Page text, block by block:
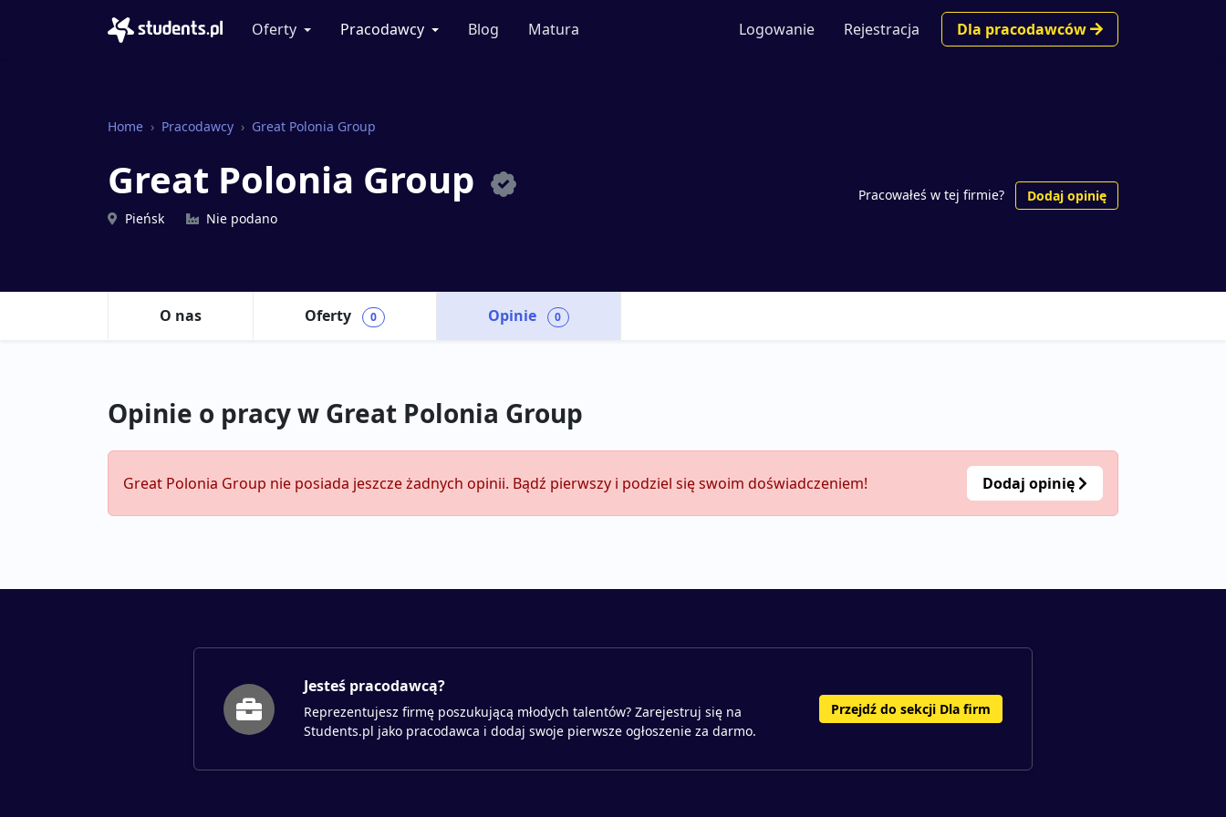
Oferty Pracodawcy Blog Matura Logowanie Rejestracja Dla pracodawców
Home Pracodawcy Great Polonia Group
Great Polonia Group
Pieńsk Nie podano
Pracowałeś w tej firmie? Dodaj opinię
O nas Oferty 0 Opinie 0
Opinie o pracy w Great Polonia Group
Great Polonia Group nie posiada jeszcze żadnych opinii. Bądź pierwszy i podziel się swoim doświadczeniem! Dodaj opinię
Jesteś pracodawcą?
Reprezentujesz firmę poszukującą młodych talentów? Zarejestruj się na
Students.pl jako pracodawca i dodaj swoje pierwsze ogłoszenie za darmo.
Przejdź do sekcji Dla firm